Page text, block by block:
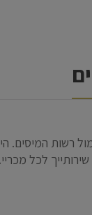
בסיס, עורכת
תקופה. קשה לתאר
על כך